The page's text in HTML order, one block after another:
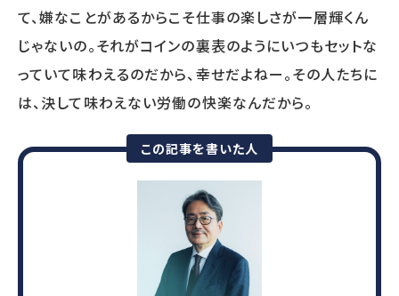
て、嫌なことがあるからこそ仕事の楽しさが一層輝くん
じゃないの。それがコインの裏表のようにいつもセットな
っていて味わえるのだから、幸せだよねー。その人たちに
は、決して味わえない労働の快楽なんだから。
この記事を書いた人